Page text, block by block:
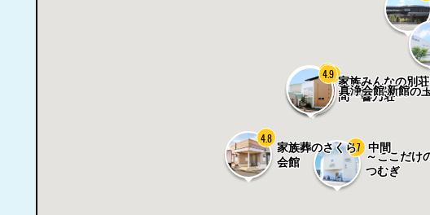
法事・家族葬の
4.7
家族みんなの別
間 響乃荘
4.9
真浄会館 新館
4.9
～ここだけ
つむぎ
4.7
家族葬のさくら 中間
会館
4.8